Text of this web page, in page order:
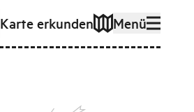
Karte erkunden Menü